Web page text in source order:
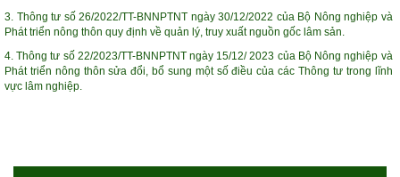
3. Thông tư số 26/2022/TT-BNNPTNT ngày 30/12/2022 của Bộ Nông nghiệp và
Phát triển nông thôn quy định về quản lý, truy xuất nguồn gốc lâm sản.
4. Thông tư số 22/2023/TT-BNNPTNT ngày 15/12/ 2023 của Bộ Nông nghiệp và
Phát triển nông thôn sửa đổi, bổ sung một số điều của các Thông tư trong lĩnh
vực lâm nghiệp.